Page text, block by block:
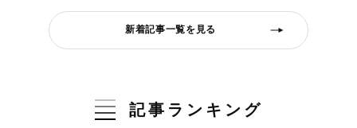
新着記事一覧を見る
記事ランキング